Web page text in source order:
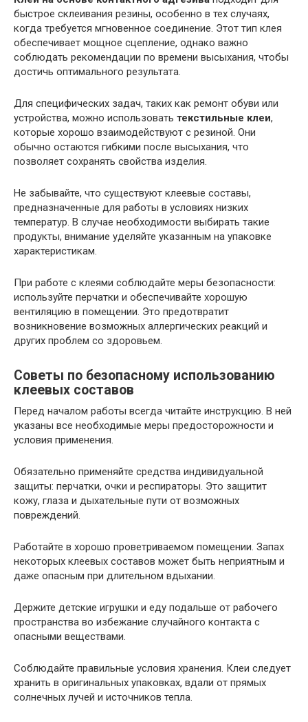
быстрое склеивания резины, особенно в тех случаях,
когда требуется мгновенное соединение. Этот тип клея
обеспечивает мощное сцепление, однако важно
соблюдать рекомендации по времени высыхания, чтобы
достичь оптимального результата.
Для специфических задач, таких как ремонт обуви или
устройства, можно использовать текстильные клеи,
которые хорошо взаимодействуют с резиной. Они
обычно остаются гибкими после высыхания, что
позволяет сохранять свойства изделия.
Не забывайте, что существуют клеевые составы,
предназначенные для работы в условиях низких
температур. В случае необходимости выбирать такие
продукты, внимание уделяйте указанным на упаковке
характеристикам.
При работе с клеями соблюдайте меры безопасности:
используйте перчатки и обеспечивайте хорошую
вентиляцию в помещении. Это предотвратит
возникновение возможных аллергических реакций и
других проблем со здоровьем.
Советы по безопасному использованию
клеевых составов
Перед началом работы всегда читайте инструкцию. В ней
указаны все необходимые меры предосторожности и
условия применения.
Обязательно применяйте средства индивидуальной
защиты: перчатки, очки и респираторы. Это защитит
кожу, глаза и дыхательные пути от возможных
повреждений.
Работайте в хорошо проветриваемом помещении. Запах
некоторых клеевых составов может быть неприятным и
даже опасным при длительном вдыхании.
Держите детские игрушки и еду подальше от рабочего
пространства во избежание случайного контакта с
опасными веществами.
Соблюдайте правильные условия хранения. Клеи следует
хранить в оригинальных упаковках, вдали от прямых
солнечных лучей и источников тепла.